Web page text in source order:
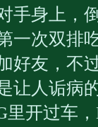
手身上，
一次双排
好友，不
让人诟病
里开过车